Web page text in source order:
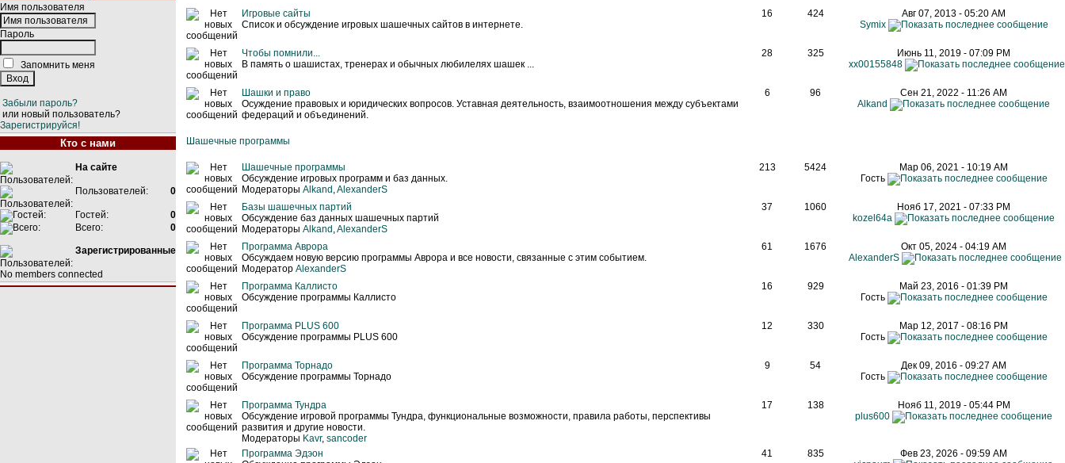
Имя пользователя
Пароль
Запомнить меня
Забыли пароль?
или новый пользователь?
Зарегистрируйся!
Кто с нами
На сайте
Пользователей: 0
Гостей:
0
Всего:
0
Зарегистрированные
No members connected
Игровые сайты
Список и обсуждение игровых шашечных сайтов в интернете.
16 424
Авг 07, 2013 - 05:20 AM
Symix
Чтобы помнили...
В память о шашистах, тренерах и обычных любилелях шашек ...
28 325
Июнь 11, 2019 - 07:09 PM
xx00155848
Шашки и право
Осуждение правовых и юридических вопросов. Уставная деятельность, взаимоотношения между субъектами
федераций и объединений.
6 96
Сен 21, 2022 - 11:26 AM
Alkand
Шашечные программы
Шашечные программы
Обсуждение игровых программ и баз данных.
Модераторы Alkand ,AlexanderS
213 5424
Мар 06, 2021 - 10:19 AM
Гость
Базы шашечных партий
Обсуждение баз данных шашечных партий
Модераторы Alkand ,AlexanderS
37 1060
Нояб 17, 2021 - 07:33 PM
kozel64a
Программа Аврора
Обсуждаем новую версию программы Аврора и все новости, связанные с этим событием.
Модератор AlexanderS
61 1676
Окт 05, 2024 - 04:19 AM
AlexanderS
Программа Каллисто
Обсуждение программы Каллисто
16 929
Май 23, 2016 - 01:39 PM
Гость
Программа PLUS 600
Обсуждение программы PLUS 600
12 330
Мар 12, 2017 - 08:16 PM
Гость
Программа Торнадо
Обсуждение программы Торнадо
9 54
Дек 09, 2016 - 09:27 AM
Гость
Программа Тундра
Обсуждение игровой программы Тундра, функциональные возможности, правила работы, перспективы
развития и другие новости.
Модераторы Kavr, sancoder
17 138
Нояб 11, 2019 - 05:44 PM
plus600
Программа Эдэон
41 835
Фев 23, 2026 - 09:59 AM